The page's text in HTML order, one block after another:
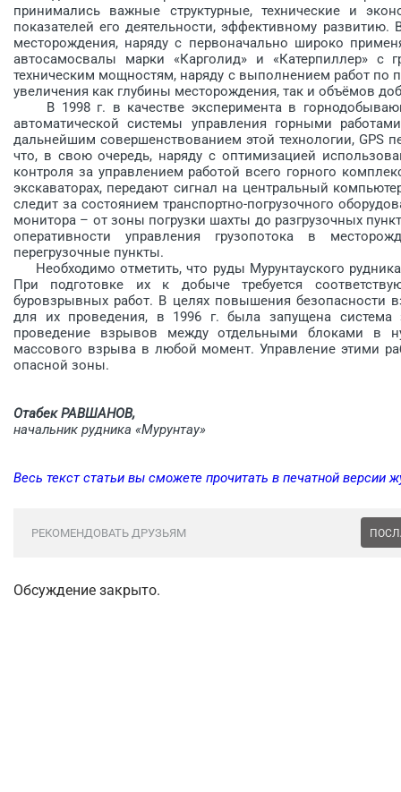
принимались важные структурные, технические и
показателей его деятельности, эффективному
месторождения, наряду с первоначально широко
автосамосвалы марки «Карголид» и «Катерпиллер» с
техническим мощнос­тям, наряду с выполнением работ по
увеличения как глубины месторождения, так и объёмов
В 1998 г. в качестве эксперимента в
автоматической системы управления горными
дальнейшим совершенствованием этой технологии, GPS
что, в свою очередь, наряду с оптимизацией
контроля за управлением работой всего горного
экскаваторах, передают сигнал на центральный
следит за состоянием транспортно-погрузочного
монитора – от зоны погрузки шахты до разгрузочных
оперативности управления грузопотока в
перегрузочные пункты.
Необходимо отметить, что руды Мурунтауского
При подготовке их к добыче требуется
буровзрывных работ. В целях повышения безопасности
для их проведения, в 1996 г. была запущена
проведение взрывов между отдельными блоками в
массового взрыва в любой момент. Управление этими
опасной зоны.
Отабек РАВШАНОВ,
начальник рудника «Мурунтау»
Весь текст статьи вы сможете прочитать в печатной версии
РЕКОМЕНДОВАТЬ ДРУЗЬЯМ
Обсуждение закрыто.